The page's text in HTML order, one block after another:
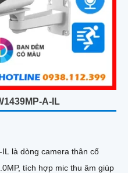
A-IL
là dòng camera thân cố
tích hợp mic thu âm giúp